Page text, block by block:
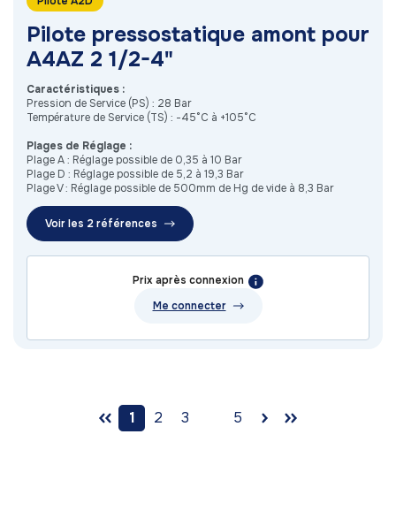
Pilote pressostatique amont pour
A4AZ 2 1/2-4"
Caractéristiques :
Pression de Service (PS) : 28 Bar
Température de Service (TS) : -45°C à +105°C
Plages de Réglage :
Plage A : Réglage possible de 0,35 à 10 Bar
Plage D : Réglage possible de 5,2 à 19,3 Bar
Plage V : Réglage possible de 500mm de Hg de vide à 8,3 Bar
Voir les 2 références
Prix après connexion
Me connecter
1 2 3 5